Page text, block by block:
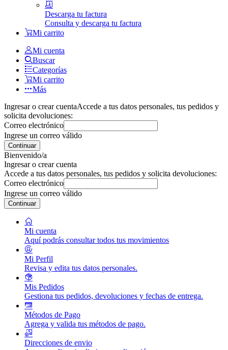
Descarga tu factura
Consulta y descarga tu factura
Mi carrito
Mi cuenta
Buscar
Categorías
Mi carrito
Más
Ingresar o crear cuentaAccede a tus datos personales, tus pedidos y
solicita devoluciones:
Correo electrónico
Ingrese un correo válido
Continuar
Bienvenido/a
Ingresar o crear cuenta
Accede a tus datos personales, tus pedidos y solicita devoluciones:
Correo electrónico
Ingrese un correo válido
Continuar
Mi cuenta
Aquí podrás consultar todos tus movimientos
Mi Perfil
Revisa y edita tus datos personales.
Mis Pedidos
Gestiona tus pedidos, devoluciones y fechas de entrega.
Métodos de Pago
Agrega y valida tus métodos de pago.
Direcciones de envio